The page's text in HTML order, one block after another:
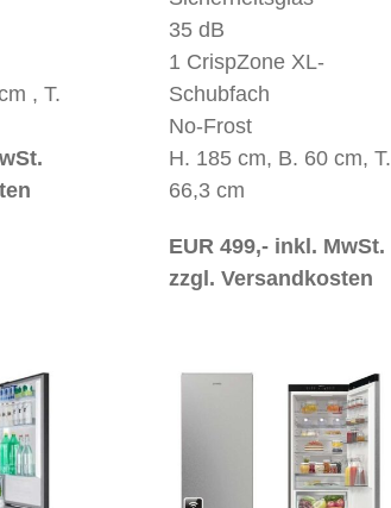
, T.
35 dB
1 CrispZone XL-
Schubfach
No-Frost
H. 185 cm, B. 60 cm, T.
66,3 cm
EUR 499,- inkl. MwSt.
zzgl. Versandkosten